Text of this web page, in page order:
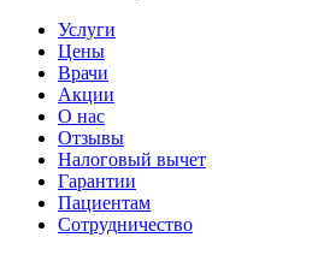
Услуги
Цены
Врачи
Акции
О нас
Отзывы
Налоговый вычет
Гарантии
Пациентам
Сотрудничество